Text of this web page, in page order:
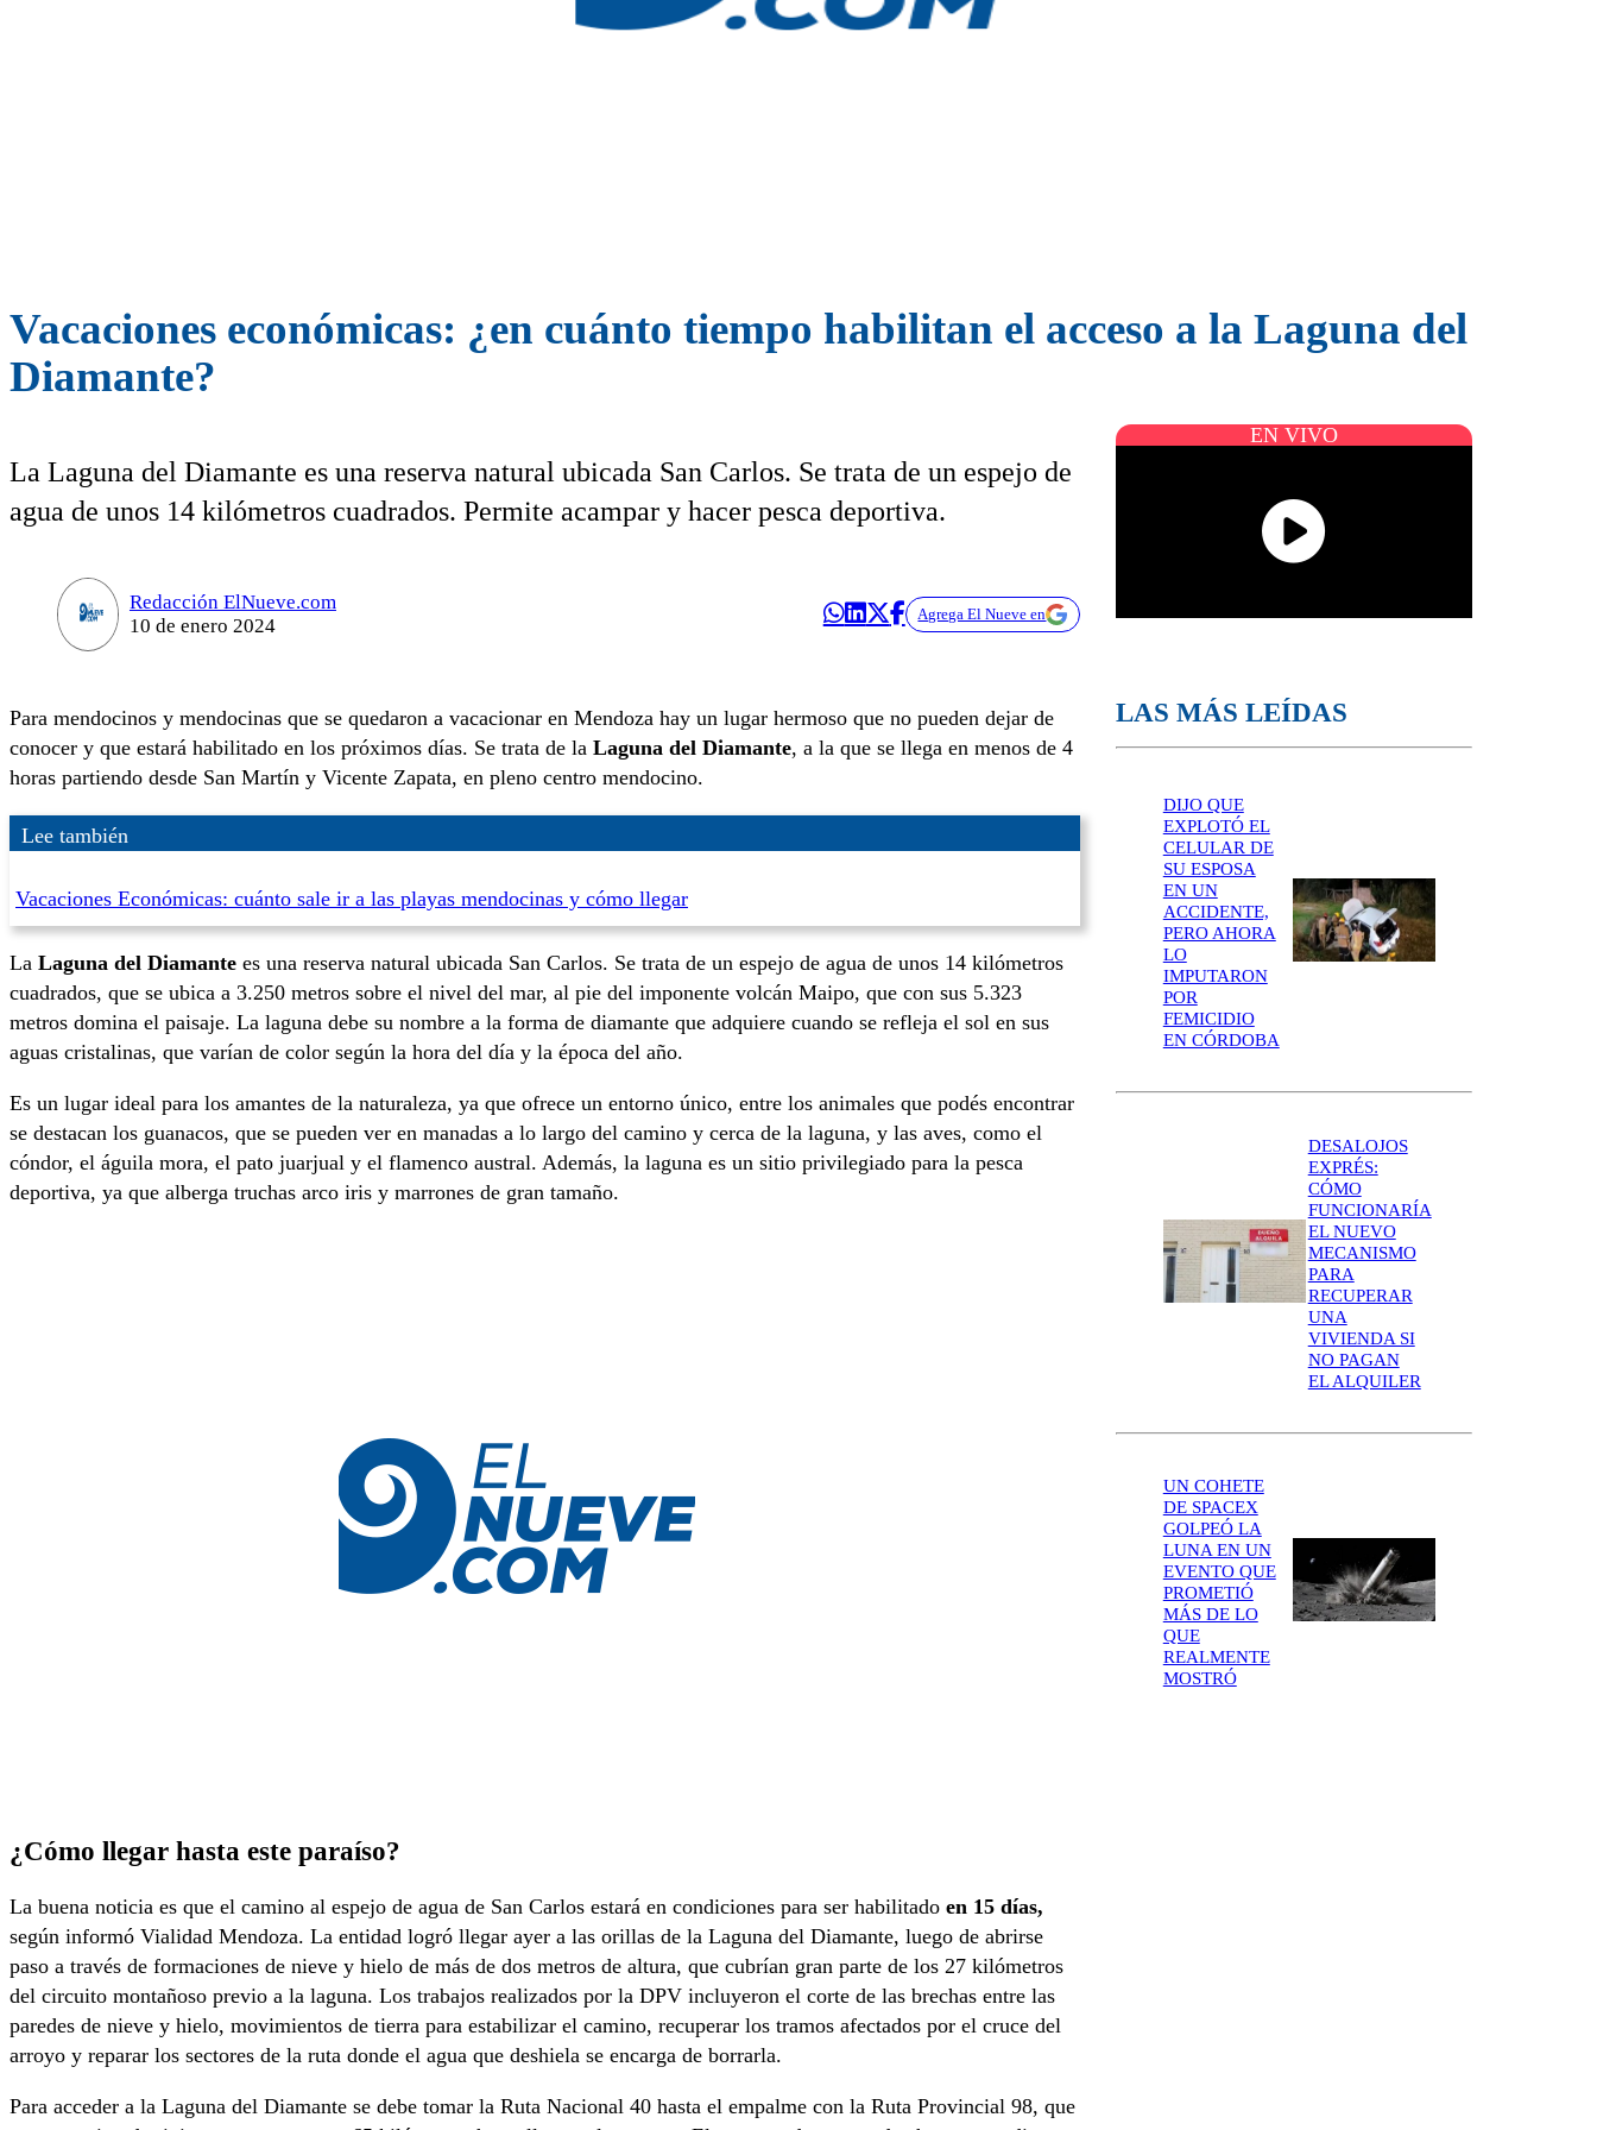
Vacaciones económicas: ¿en cuánto tiempo habilitan el acceso a la Laguna del
Diamante?
La Laguna del Diamante es una reserva natural ubicada San Carlos. Se trata de un espejo de
agua de unos 14 kilómetros cuadrados. Permite acampar y hacer pesca deportiva.
Redacción ElNueve.com
10 de enero 2024
Agrega El Nueve en
Para mendocinos y mendocinas que se quedaron a vacacionar en Mendoza hay un lugar hermoso que no pueden dejar de
conocer y que estará habilitado en los próximos días. Se trata de la Laguna del Diamante, a la que se llega en menos de 4
horas partiendo desde San Martín y Vicente Zapata, en pleno centro mendocino.
Lee también
Vacaciones Económicas: cuánto sale ir a las playas mendocinas y cómo llegar
La Laguna del Diamante es una reserva natural ubicada San Carlos. Se trata de un espejo de agua de unos 14 kilómetros
cuadrados, que se ubica a 3.250 metros sobre el nivel del mar, al pie del imponente volcán Maipo, que con sus 5.323
metros domina el paisaje. La laguna debe su nombre a la forma de diamante que adquiere cuando se refleja el sol en sus
aguas cristalinas, que varían de color según la hora del día y la época del año.
Es un lugar ideal para los amantes de la naturaleza, ya que ofrece un entorno único, entre los animales que podés encontrar
se destacan los guanacos, que se pueden ver en manadas a lo largo del camino y cerca de la laguna, y las aves, como el
cóndor, el águila mora, el pato juarjual y el flamenco austral. Además, la laguna es un sitio privilegiado para la pesca
deportiva, ya que alberga truchas arco iris y marrones de gran tamaño.
¿Cómo llegar hasta este paraíso?
La buena noticia es que el camino al espejo de agua de San Carlos estará en condiciones para ser habilitado en 15 días,
según informó Vialidad Mendoza. La entidad logró llegar ayer a las orillas de la Laguna del Diamante, luego de abrirse
paso a través de formaciones de nieve y hielo de más de dos metros de altura, que cubrían gran parte de los 27 kilómetros
del circuito montañoso previo a la laguna. Los trabajos realizados por la DPV incluyeron el corte de las brechas entre las
paredes de nieve y hielo, movimientos de tierra para estabilizar el camino, recuperar los tramos afectados por el cruce del
arroyo y reparar los sectores de la ruta donde el agua que deshiela se encarga de borrarla.
Para acceder a la Laguna del Diamante se debe tomar la Ruta Nacional 40 hasta el empalme con la Ruta Provincial 98, que
EN VIVO
LAS MÁS LEÍDAS
DIJO QUE
EXPLOTÓ EL
CELULAR DE
SU ESPOSA
EN UN
ACCIDENTE,
PERO AHORA
LO
IMPUTARON
POR
FEMICIDIO
EN CÓRDOBA
DESALOJOS
EXPRÉS:
CÓMO
FUNCIONARÍA
EL NUEVO
MECANISMO
PARA
RECUPERAR
UNA
VIVIENDA SI
NO PAGAN
EL ALQUILER
UN COHETE
DE SPACEX
GOLPEÓ LA
LUNA EN UN
EVENTO QUE
PROMETIÓ
MÁS DE LO
QUE
REALMENTE
MOSTRÓ